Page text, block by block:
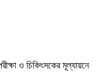
ও চিকিৎসকের মূল্যায়নে